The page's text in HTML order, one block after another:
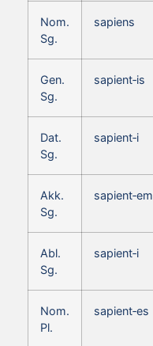
Nom.
Sg.
sapiens
Gen.
Sg.
sapient‑is
Dat.
Sg.
sapient‑i
Akk.
Sg.
sapient‑em
Abl.
Sg.
sapient‑i
Nom.
Pl.
sapient‑es